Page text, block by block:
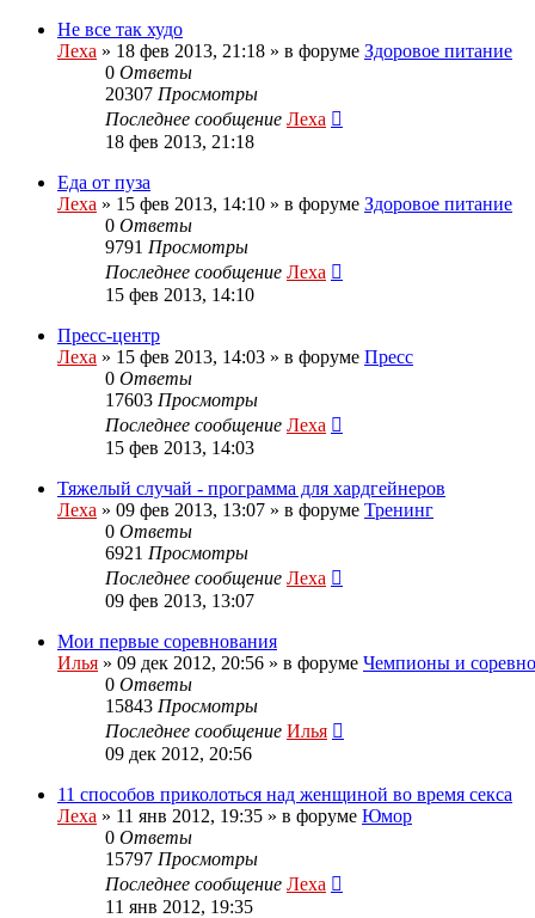
Не все так худо
Леха » 18 фев 2013, 21:18 » в форуме Здоровое питание
0 Ответы
20307 Просмотры
Последнее сообщение Леха
18 фев 2013, 21:18
Еда от пуза
Леха » 15 фев 2013, 14:10 » в форуме Здоровое питание
0 Ответы
9791 Просмотры
Последнее сообщение Леха
15 фев 2013, 14:10
Пресс-центр
Леха » 15 фев 2013, 14:03 » в форуме Пресс
0 Ответы
17603 Просмотры
Последнее сообщение Леха
15 фев 2013, 14:03
Тяжелый случай - программа для хардгейнеров
Леха » 09 фев 2013, 13:07 » в форуме Тренинг
0 Ответы
6921 Просмотры
Последнее сообщение Леха
09 фев 2013, 13:07
Мои первые соревнования
Илья » 09 дек 2012, 20:56 » в форуме Чемпионы и
0 Ответы
15843 Просмотры
Последнее сообщение Илья
09 дек 2012, 20:56
11 способов приколоться над женщиной во время секса
Леха » 11 янв 2012, 19:35 » в форуме Юмор
0 Ответы
15797 Просмотры
Последнее сообщение Леха
11 янв 2012, 19:35